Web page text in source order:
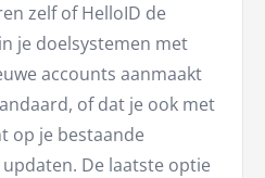
zelf of HelloID de
je doelsystemen met
accounts aanmaakt
of dat je ook met
op je bestaande
De laatste optie